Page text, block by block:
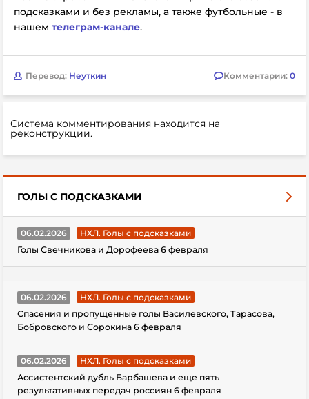
подсказками и без рекламы, а также футбольные - в
нашем телеграм-канале.
Перевод: Неуткин Комментарии: 0
Система комментирования находится на
реконструкции.
ГОЛЫ С ПОДСКАЗКАМИ
06.02.2026
НХЛ. Голы с подсказками
Голы Свечникова и Дорофеева 6 февраля
06.02.2026
НХЛ. Голы с подсказками
Спасения и пропущенные голы Василевского, Тарасова,
Бобровского и Сорокина 6 февраля
06.02.2026
НХЛ. Голы с подсказками
Ассистентский дубль Барбашева и еще пять
результативных передач россиян 6 февраля